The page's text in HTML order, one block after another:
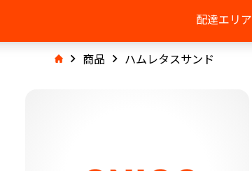
配達エリア
商品 ハムレタスサンド